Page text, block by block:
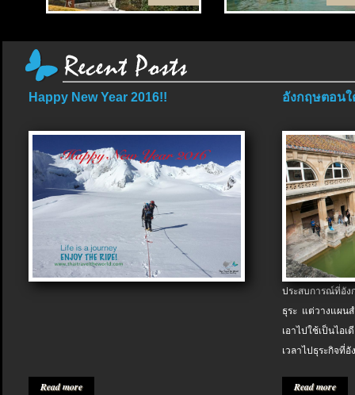
Happy New Year 2016!!
Read more
อังกฤษตอนใ
ประสบการณ์ที่อัง
ธุระ แต่วางแผน
เอาไปใช้เป็นไอ
เวลาไปธุระกิจที่อั
Read more